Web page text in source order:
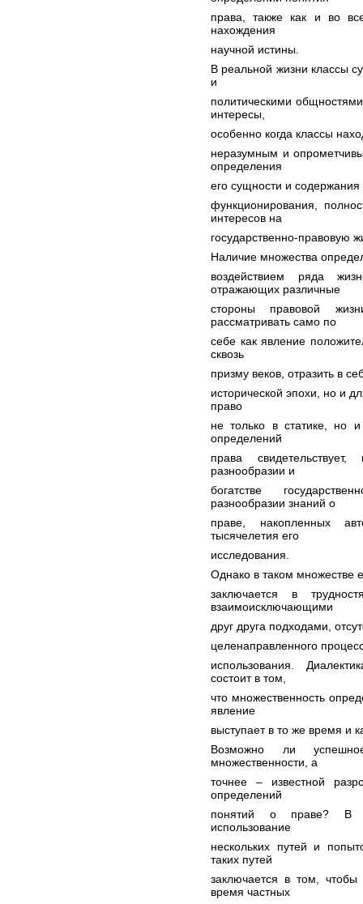
права, также как и во
нахождения
научной истины.
В реальной жизни классы
и
политическими
интересы,
особенно когда классы
неразумным и
определения
его сущности и содержания
функционирования,
интересов на
государственно-правовую
Наличие множества
воздействием ряда
отражающих различные
стороны правовой
рассматривать само по
себе как явление
сквозь
призму веков, отразить в
исторической эпохи, но и
право
не только в статике, но
определений
права
разнообразии и
богатстве
разнообразии знаний о
праве, накопленных
тысячелетия его
исследования.
Однако в таком множестве
заключается в
взаимоисключающими
друг друга подходами,
целенаправленного
использования.
состоит в том,
что множественность
явление
выступает в то же время и
Возможно ли
множественности, а
точнее – известной
определений
понятий о праве? В
использование
нескольких путей и
таких путей
заключается в том,
время частных